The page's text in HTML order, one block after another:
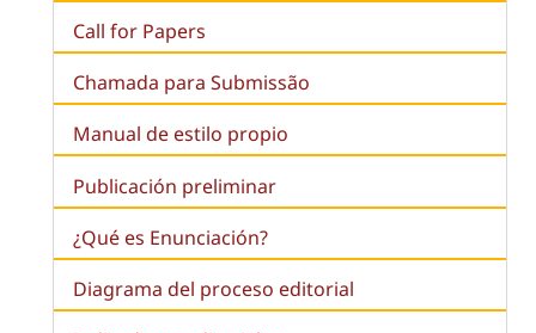
Call for Papers
Chamada para Submissão
Manual de estilo propio
Publicación preliminar
¿Qué es Enunciación?
Diagrama del proceso editorial